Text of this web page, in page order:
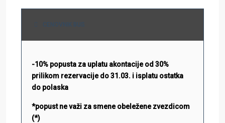
CENOVNIK BUS
-10% popusta za uplatu akontacije od 30%
prilikom rezervacije do 31.03. i isplatu ostatka
do polaska
*popust ne važi za smene obeležene zvezdicom
(*)